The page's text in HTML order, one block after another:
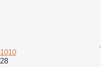
1010
28